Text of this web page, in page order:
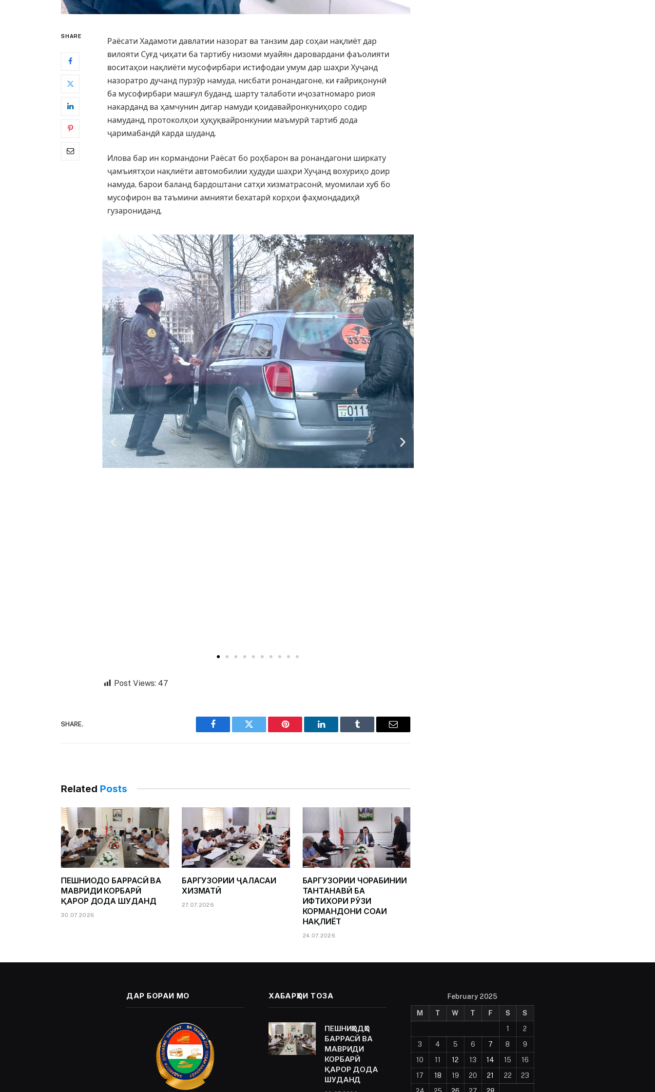
SHARE
Раёсати Хадамоти давлатии назорат ва танзим дар соҳаи нақлиёт дар
вилояти Суғд ҷиҳати ба тартибу низоми муайян даровардани фаъолияти
воситаҳои нақлиёти мусофирбари истифодаи умум дар шаҳри Хуҷанд
назоратро дучанд пурзӯр намуда, нисбати ронандагоне, ки ғайриқонунӣ
ба мусофирбари машғул буданд, шарту талаботи иҷозатномаро риоя
накарданд ва ҳамчунин дигар намуди қоидавайронкуниҳоро содир
намуданд, протоколҳои ҳуқуқвайронкунии маъмурӣ тартиб дода
ҷаримабандӣ карда шуданд.
Илова бар ин кормандони Раёсат бо роҳбарон ва ронандагони ширкату
ҷамъиятҳои нақлиёти автомобилии ҳудуди шаҳри Хуҷанд вохуриҳо доир
намуда, барои баланд бардоштани сатҳи хизматрасонӣ, муомилаи хуб бо
мусофирон ва таъмини амнияти бехатарӣ корҳои фаҳмондадиҳӣ
гузарониданд.
Post Views: 47
SHARE.
Facebook Twitter Pinterest LinkedIn Tumblr Email
Related Posts
ПЕШНИҲОДҲО БАРРАСӢ ВА
МАВРИДИ КОРБАРӢ
ҚАРОР ДОДА ШУДАНД
30.07.2026
БАРГУЗОРИИ ҶАЛАСАИ
ХИЗМАТӢ
27.07.2026
БАРГУЗОРИИ ЧОРАБИНИИ
ТАНТАНАВӢ БА
ИФТИХОРИ РӮЗИ
КОРМАНДОНИ СОҲАИ
НАҚЛИЁТ
24.07.2026
ДАР БОРАИ МО ХАБАРҲОИ ТОЗА
ПЕШНИҲОДҲО
БАРРАСӢ ВА
МАВРИДИ
КОРБАРӢ
ҚАРОР ДОДА
ШУДАНД
February 2025
M T W T F S
S
1
2
3
4 5 6 7 8
9
10
11 12 13 14 15
16
17
18 19 20 21 22
23